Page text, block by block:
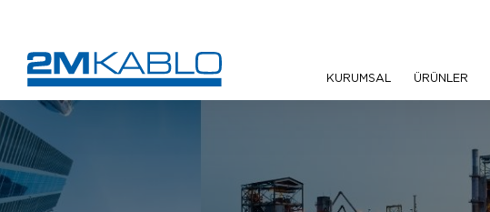
KURUMSAL ÜRÜNLER